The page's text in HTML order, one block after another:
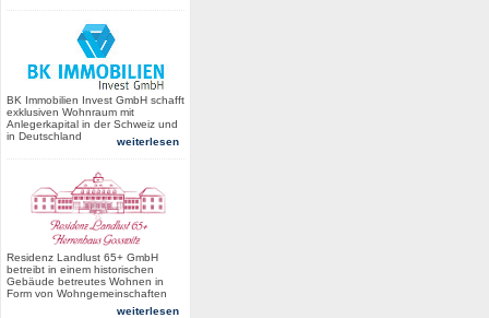
BK Immobilien Invest GmbH schafft
exklusiven Wohnraum mit
Anlegerkapital in der Schweiz und
in Deutschland
weiterlesen
Residenz Landlust 65+ GmbH
betreibt in einem historischen
Gebäude betreutes Wohnen in
Form von Wohngemeinschaften
weiterlesen